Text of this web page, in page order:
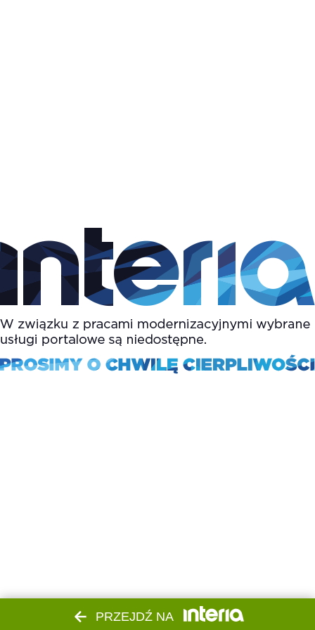
PRZEJDŹ NA